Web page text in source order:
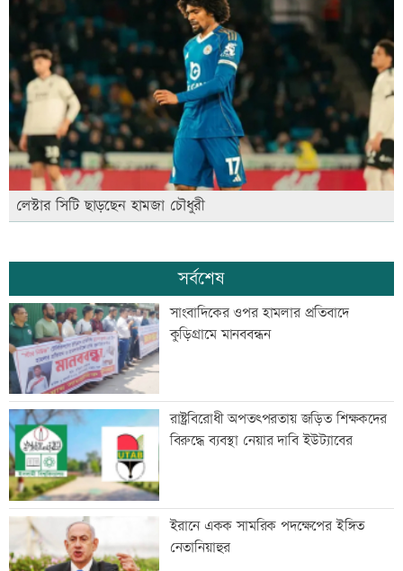
লেস্টার সিটি ছাড়ছেন হামজা চৌধুরী
সর্বশেষ
সাংবাদিকের ওপর হামলার প্রতিবাদে
কুড়িগ্রামে মানববন্ধন
রাষ্ট্রবিরোধী অপতৎপরতায় জড়িত শিক্ষকদের
বিরুদ্ধে ব্যবস্থা নেয়ার দাবি ইউট্যাবের
ইরানে একক সামরিক পদক্ষেপের ইঙ্গিত
নেতানিয়াহুর